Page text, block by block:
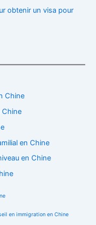
obtenir un visa pour
Chine
Chine
en Chine
en Chine
en immigration en Chine